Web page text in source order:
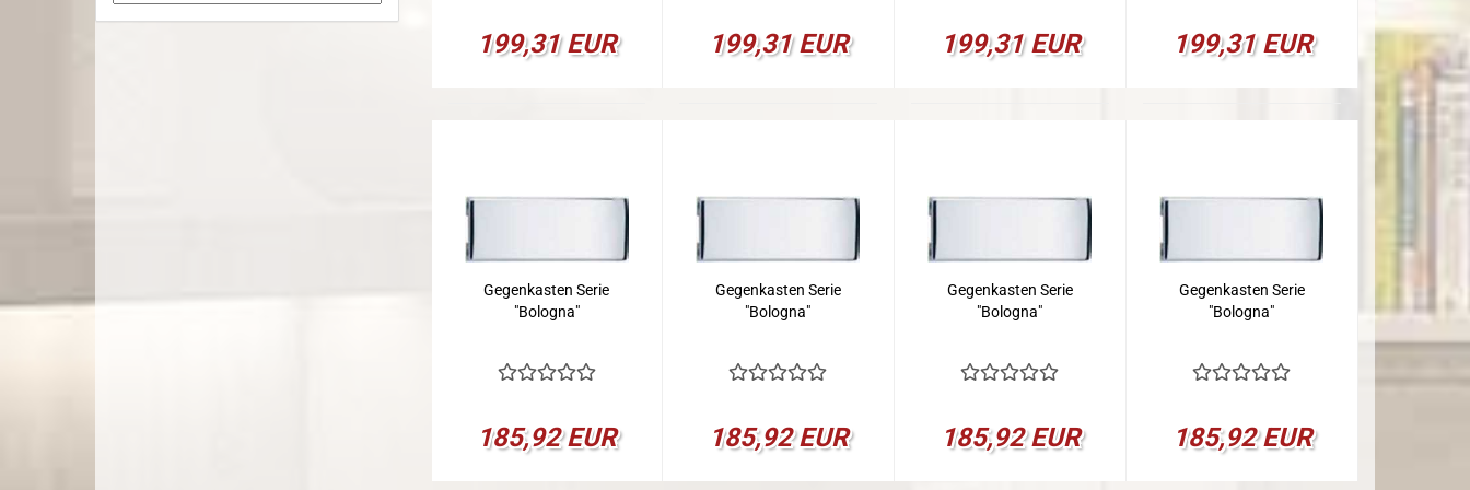
199,31 EUR 199,31 EUR 199,31 EUR 199,31 EUR
Gegenkasten Serie
"Bologna"
185,92 EUR
Gegenkasten Serie
"Bologna"
185,92 EUR
Gegenkasten Serie
"Bologna"
185,92 EUR
Gegenkasten Serie
"Bologna"
185,92 EUR